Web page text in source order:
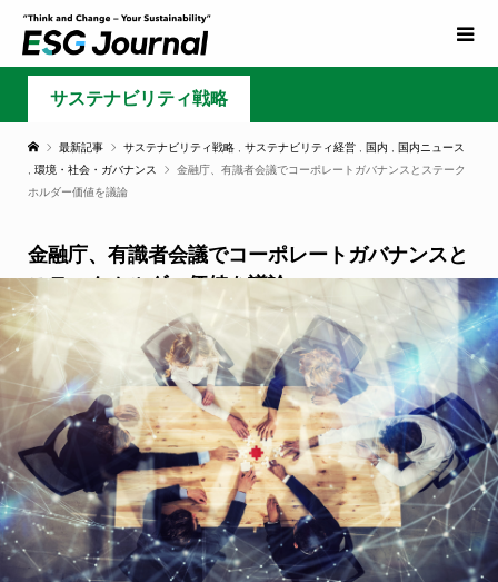
サステナビリティ戦略
最新記事 サステナビリティ戦略 サステナビリティ経営 国内
国内ニュース
環境・社会・ガバナンス
金融庁、有識者会議でコーポレートガバナンスとステーク
ホルダー価値を議論
金融庁、有識者会議でコーポレートガバナンスと
ステークホルダー価値を議論